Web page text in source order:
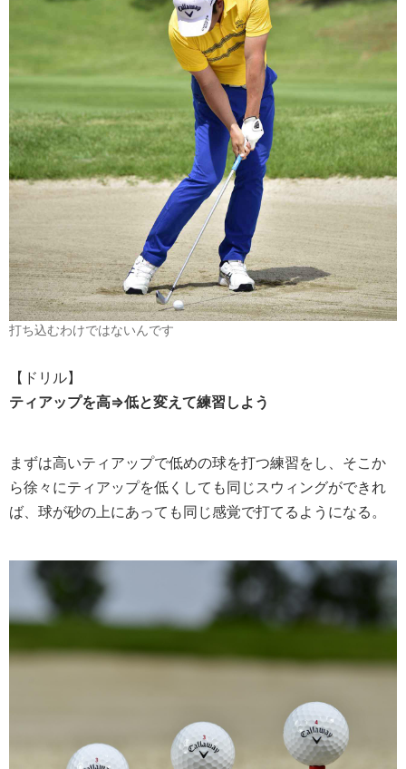
打ち込むわけではないんです
【ドリル】
ティアップを高⇒低と変えて練習しよう
まずは高いティアップで低めの球を打つ練習をし、そこか
ら徐々にティアップを低くしても同じスウィングができれ
ば、球が砂の上にあっても同じ感覚で打てるようになる。